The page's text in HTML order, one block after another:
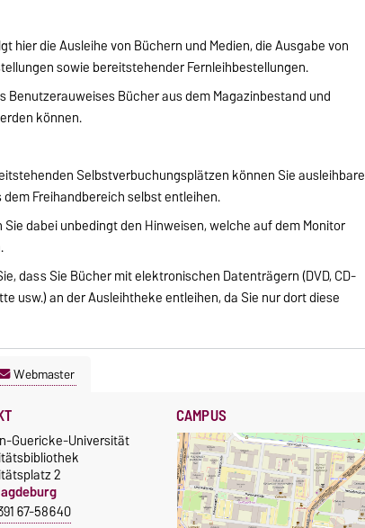
hier die Ausleihe von Büchern und Medien, die Ausgabe von
sowie bereitstehender Fernleihbestellungen.
Benutzerauweises Bücher aus dem Magazinbestand und
können.
Selbstverbuchungsplätzen können Sie ausleihbare
dem Freihandbereich selbst entleihen.
dabei unbedingt den Hinweisen, welche auf dem Monitor
dass Sie Bücher mit elektronischen Datenträgern (DVD, CD-
usw.) an der Ausleihtheke entleihen, da Sie nur dort diese
Webmaster
Guericke-Universität
2
67-58640
CAMPUS